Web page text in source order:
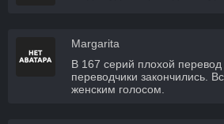
Margarita
В 167 серий плохой перевод
переводчики закончились.
женским голосом.